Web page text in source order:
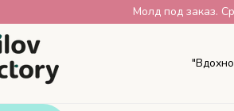
Молд под заказ.